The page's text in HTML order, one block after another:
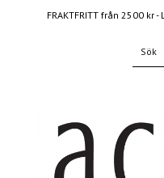
FRAKTFRITT från 2500 kr